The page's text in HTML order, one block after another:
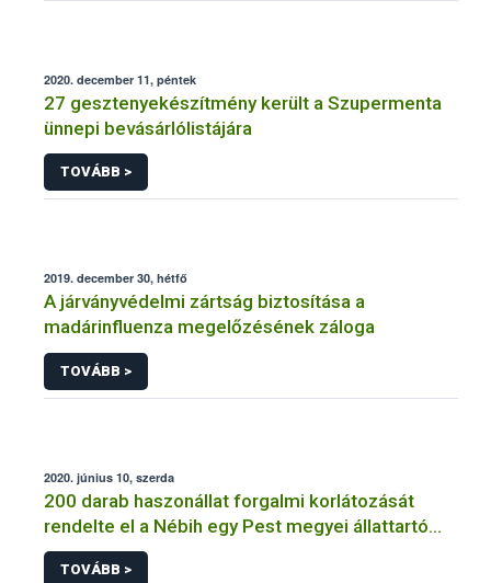
2020. december 11, péntek
27 gesztenyekészítmény került a Szupermenta
ünnepi bevásárlólistájára
TOVÁBB >
2019. december 30, hétfő
A járványvédelmi zártság biztosítása a
madárinfluenza megelőzésének záloga
TOVÁBB >
2020. június 10, szerda
200 darab haszonállat forgalmi korlátozását
rendelte el a Nébih egy Pest megyei állattartó
telepen
TOVÁBB >